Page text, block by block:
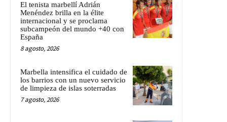
El tenista marbellí Adrián
Menéndez brilla en la élite
internacional y se proclama
subcampeón del mundo +40 con
España
8 agosto, 2026
Marbella intensifica el cuidado de
los barrios con un nuevo servicio
de limpieza de islas soterradas
7 agosto, 2026